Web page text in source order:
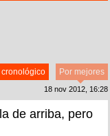
Por mejores
cronológico
18 nov 2012, 16:28
de arriba, pero